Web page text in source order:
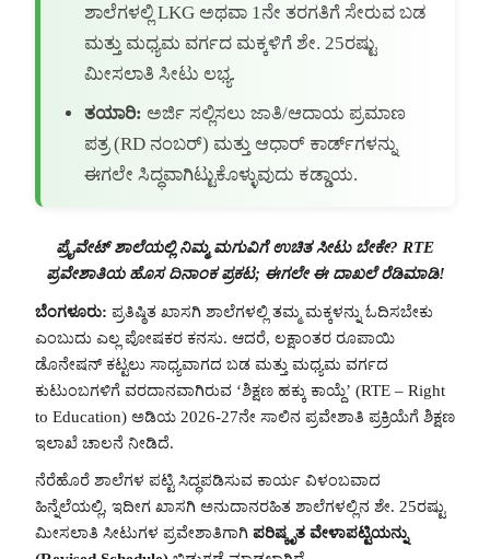
ಶಾಲೆಗಳಲ್ಲಿ LKG ಅಥವಾ 1ನೇ ತರಗತಿಗೆ ಸೇರುವ ಬಡ
ಮತ್ತು ಮಧ್ಯಮ ವರ್ಗದ ಮಕ್ಕಳಿಗೆ ಶೇ. 25ರಷ್ಟು
ಮೀಸಲಾತಿ ಸೀಟು ಲಭ್ಯ.
ತಯಾರಿ: ಅರ್ಜಿ ಸಲ್ಲಿಸಲು ಜಾತಿ/ಆದಾಯ ಪ್ರಮಾಣ
ಪತ್ರ (RD ನಂಬರ್) ಮತ್ತು ಆಧಾರ್ ಕಾರ್ಡ್‌ಗಳನ್ನು
ಈಗಲೇ ಸಿದ್ಧವಾಗಿಟ್ಟುಕೊಳ್ಳುವುದು ಕಡ್ಡಾಯ.
ಪ್ರೈವೇಟ್ ಶಾಲೆಯಲ್ಲಿ ನಿಮ್ಮ ಮಗುವಿಗೆ ಉಚಿತ ಸೀಟು ಬೇಕೇ? RTE
ಪ್ರವೇಶಾತಿಯ ಹೊಸ ದಿನಾಂಕ ಪ್ರಕಟ; ಈಗಲೇ ಈ ದಾಖಲೆ ರೆಡಿಮಾಡಿ!
ಬೆಂಗಳೂರು: ಪ್ರತಿಷ್ಠಿತ ಖಾಸಗಿ ಶಾಲೆಗಳಲ್ಲಿ ತಮ್ಮ ಮಕ್ಕಳನ್ನು ಓದಿಸಬೇಕು
ಎಂಬುದು ಎಲ್ಲ ಪೋಷಕರ ಕನಸು. ಆದರೆ, ಲಕ್ಷಾಂತರ ರೂಪಾಯಿ
ಡೊನೇಷನ್ ಕಟ್ಟಲು ಸಾಧ್ಯವಾಗದ ಬಡ ಮತ್ತು ಮಧ್ಯಮ ವರ್ಗದ
ಕುಟುಂಬಗಳಿಗೆ ವರದಾನವಾಗಿರುವ ‘ಶಿಕ್ಷಣ ಹಕ್ಕು ಕಾಯ್ದೆ’ (RTE – Right
to Education) ಅಡಿಯ 2026-27ನೇ ಸಾಲಿನ ಪ್ರವೇಶಾತಿ ಪ್ರಕ್ರಿಯೆಗೆ ಶಿಕ್ಷಣ
ಇಲಾಖೆ ಚಾಲನೆ ನೀಡಿದೆ.
ನೆರೆಹೊರೆ ಶಾಲೆಗಳ ಪಟ್ಟಿ ಸಿದ್ಧಪಡಿಸುವ ಕಾರ್ಯ ವಿಳಂಬವಾದ
ಹಿನ್ನೆಲೆಯಲ್ಲಿ, ಇದೀಗ ಖಾಸಗಿ ಅನುದಾನರಹಿತ ಶಾಲೆಗಳಲ್ಲಿನ ಶೇ. 25ರಷ್ಟು
ಮೀಸಲಾತಿ ಸೀಟುಗಳ ಪ್ರವೇಶಾತಿಗಾಗಿ ಪರಿಷ್ಕೃತ ವೇಳಾಪಟ್ಟಿಯನ್ನು